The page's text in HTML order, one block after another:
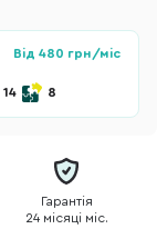
Від 480 грн/міс
14 8
Гарантія
24 місяці міс.